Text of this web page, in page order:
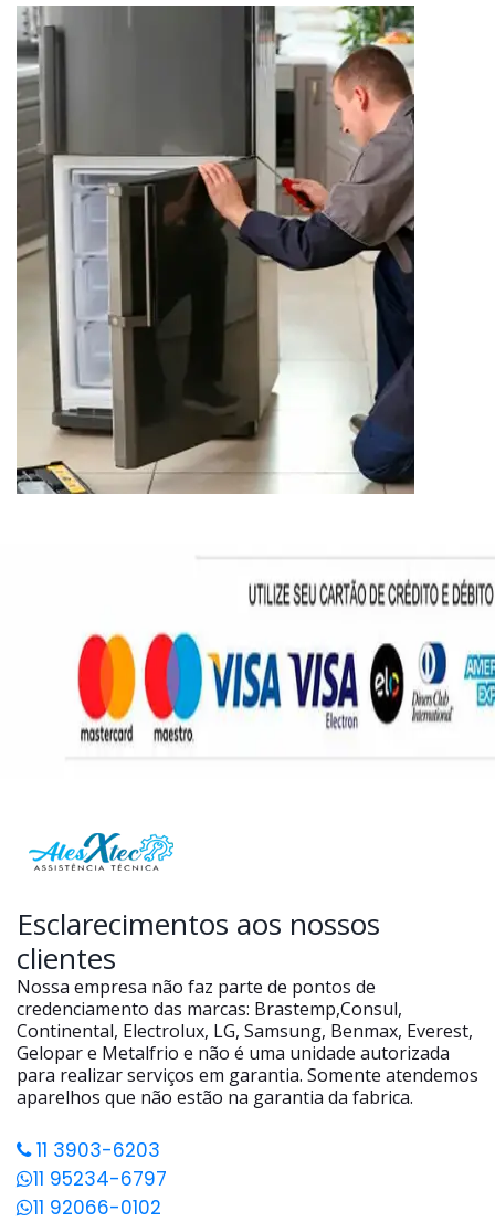
Esclarecimentos aos nossos
clientes
Nossa empresa não faz parte de pontos de
credenciamento das marcas: Brastemp,Consul,
Continental, Electrolux, LG, Samsung, Benmax, Everest,
Gelopar e Metalfrio e não é uma unidade autorizada
para realizar serviços em garantia. Somente atendemos
aparelhos que não estão na garantia da fabrica.
11 3903-6203
11 95234-6797
11 92066-0102